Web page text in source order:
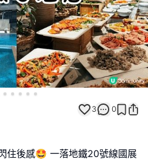
3 0
住後感🤩 一落地鐵20號線國展